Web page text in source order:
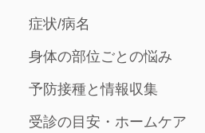
症状/病名
身体の部位ごとの悩み
予防接種と情報収集
受診の目安・ホームケア